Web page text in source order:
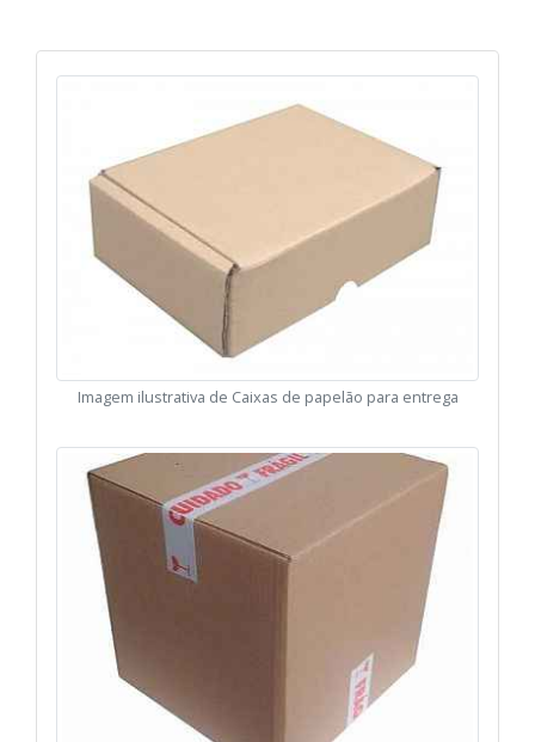
Imagem ilustrativa de Caixas de papelão para entrega